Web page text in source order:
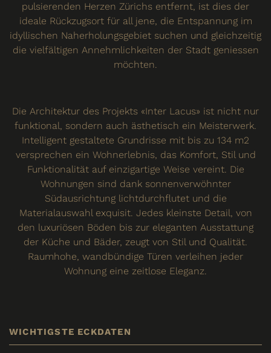
pulsierenden Herzen Zürichs entfernt, ist dies der
ideale Rückzugsort für all jene, die Entspannung im
idyllischen Naherholungsgebiet suchen und gleichzeitig
die vielfältigen Annehmlichkeiten der Stadt geniessen
möchten.
Die Architektur des Projekts «Inter Lacus» ist nicht nur
funktional, sondern auch ästhetisch ein Meisterwerk.
Intelligent gestaltete Grundrisse mit bis zu 134 m2
versprechen ein Wohnerlebnis, das Komfort, Stil und
Funktionalität auf einzigartige Weise vereint. Die
Wohnungen sind dank sonnenverwöhnter
Südausrichtung lichtdurchflutet und die
Materialauswahl exquisit. Jedes kleinste Detail, von
den luxuriösen Böden bis zur eleganten Ausstattung
der Küche und Bäder, zeugt von Stil und Qualität.
Raumhohe, wandbündige Türen verleihen jeder
Wohnung eine zeitlose Eleganz.
WICHTIGSTE ECKDATEN